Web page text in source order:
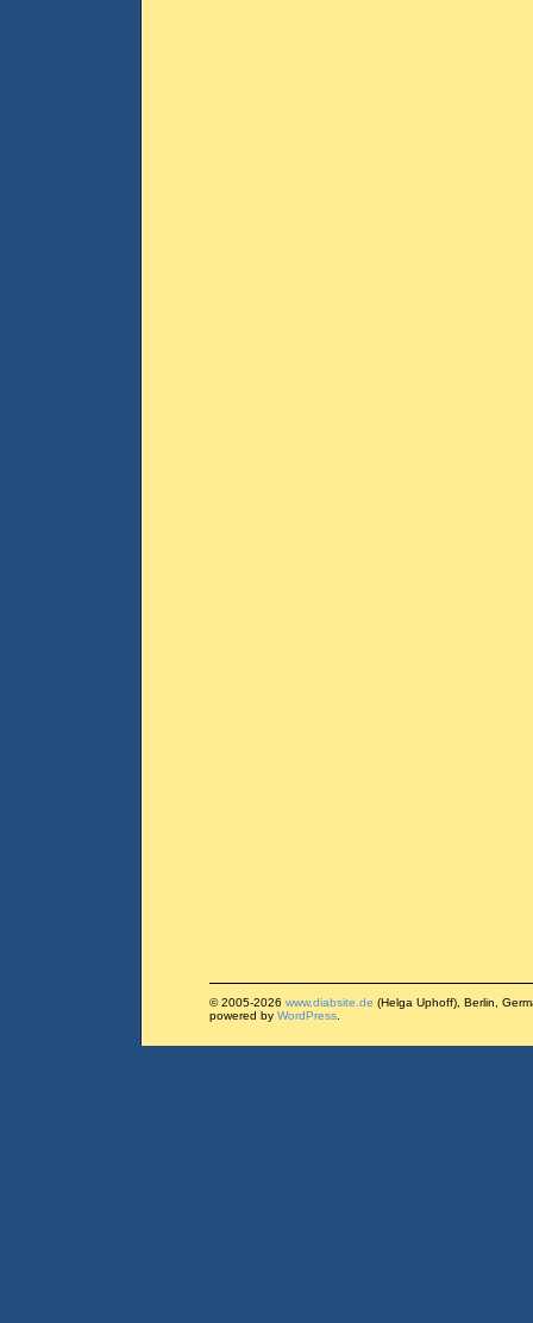
© 2005-2026 www.diabsite.de (Helga Uphoff), Berlin,
powered by WordPress.